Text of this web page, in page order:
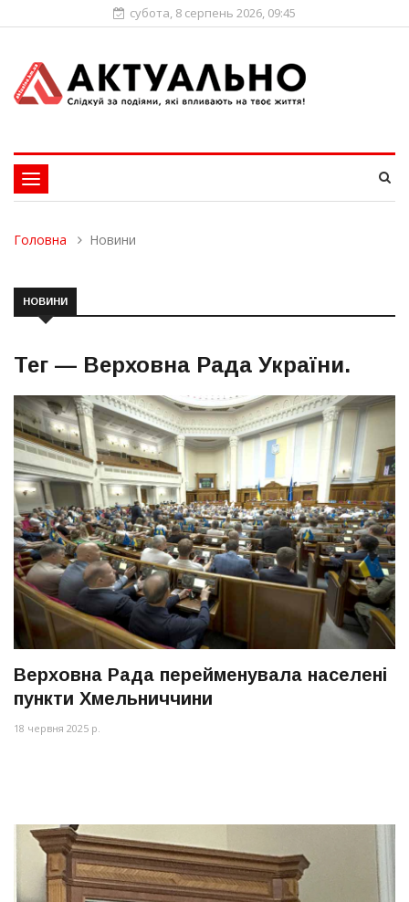
субота, 8 серпень 2026, 09:45
Toggle
navigation
Головна Новини
НОВИНИ
Тег — Верховна Рада України.
Верховна Рада перейменувала населені
пункти Хмельниччини
18 червня 2025 р.